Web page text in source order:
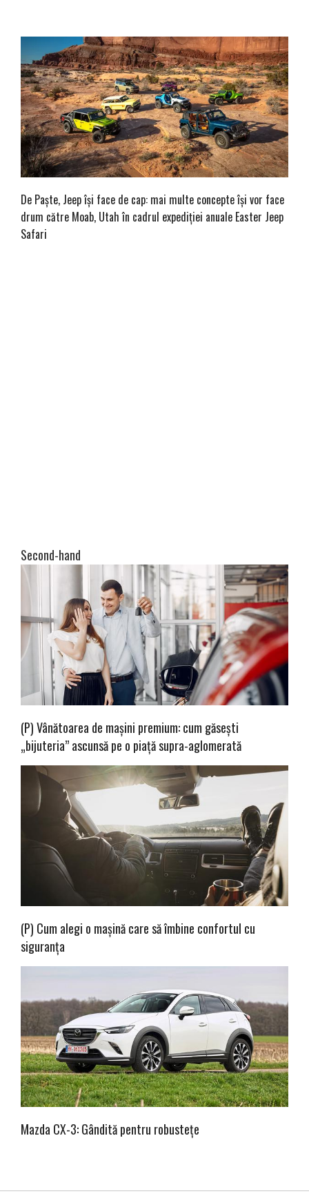
De Paște, Jeep își face de cap: mai multe concepte își vor face
drum către Moab, Utah în cadrul expediției anuale Easter Jeep
Safari
Second-hand
(P) Vânătoarea de mașini premium: cum găsești
„bijuteria” ascunsă pe o piață supra-aglomerată
(P) Cum alegi o mașină care să îmbine confortul cu
siguranța
Mazda CX-3: Gândită pentru robustețe